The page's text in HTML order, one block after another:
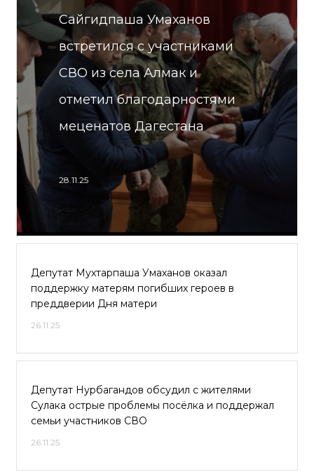
Сайгидпаша Умаханов
встретился с участниками
СВО из села Алмак и
отметил благодарностями
меценатов Дагестана
28.11.25
Депутат Мухтарпаша Умаханов оказал
поддержку матерям погибших героев в
преддверии Дня матери
26.11.25
Депутат Нурбагандов обсудил с жителями
Сулака острые проблемы посёлка и поддержал
семьи участников СВО
26.11.25